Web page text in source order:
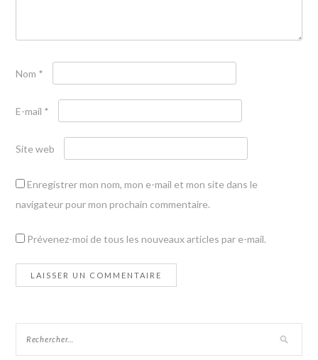
Nom *
E-mail *
Site web
Enregistrer mon nom, mon e-mail et mon site dans le
navigateur pour mon prochain commentaire.
Prévenez-moi de tous les nouveaux articles par e-mail.